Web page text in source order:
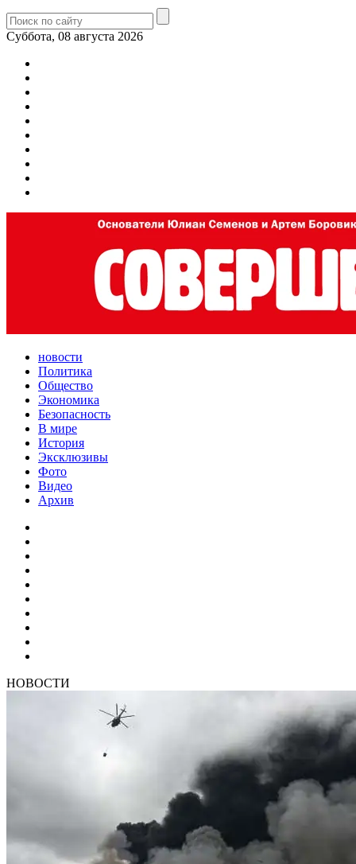
Суббота, 08 августа 2026
новости
Политика
Общество
Экономика
Безопасность
В мире
История
Эксклюзивы
Фото
Видео
Архив
НОВОСТИ